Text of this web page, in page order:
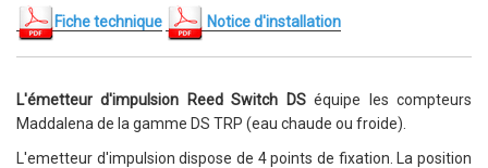
Fiche technique Notice d'installation
L'émetteur d'impulsion Reed Switch DS équipe les compteurs
Maddalena de la gamme DS TRP (eau chaude ou froide).
L'emetteur d'impulsion dispose de 4 points de fixation. La position